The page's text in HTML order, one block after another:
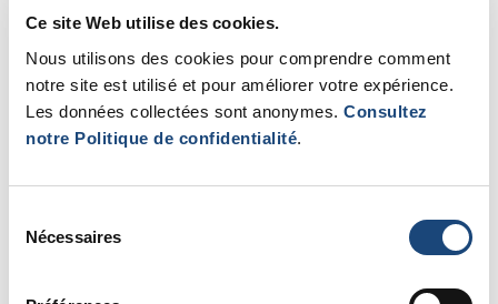
Ce site Web utilise des cookies.
Nous utilisons des cookies pour comprendre comment
notre site est utilisé et pour améliorer votre expérience.
Les données collectées sont anonymes. Consultez
notre Politique de confidentialité.
Nécessaires
précise Kim. Tout comme l’équipe de l’imprimerie du
CUSM sous le leadership d’Abel De Andrade, qui a été
réaffectée pour trier et organiser le retour des
masques nettoyés à leur propriétaire d’origine »,
Le système fonctionne si bien que jusqu’à la deuxième
9000 masques !